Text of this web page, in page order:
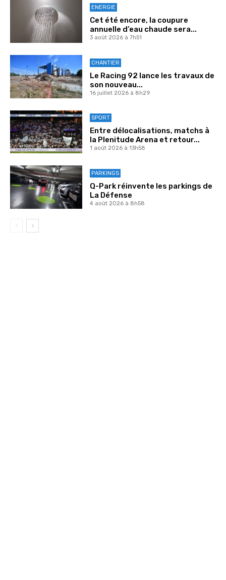
ENERGIE
Cet été encore, la coupure
annuelle d’eau chaude sera...
3 août 2026 à 7h51
CHANTIER
Le Racing 92 lance les travaux de
son nouveau...
16 juillet 2026 à 8h29
SPORT
Entre délocalisations, matchs à
la Plenitude Arena et retour...
1 août 2026 à 13h58
PARKINGS
Q-Park réinvente les parkings de
La Défense
4 août 2026 à 8h58